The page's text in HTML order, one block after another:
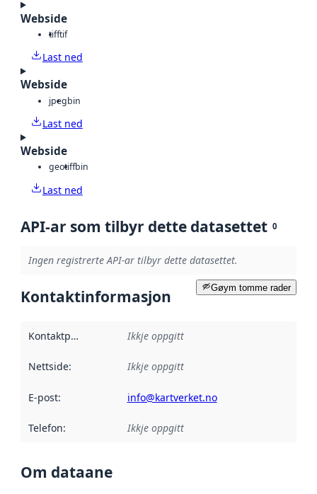
Webside
tifftif
Last ned
Webside
jpegbin
Last ned
Webside
geotiffbin
Last ned
API-ar som tilbyr dette datasettet 0
Ingen registrerte API-ar tilbyr dette datasettet.
Gøym tomme rader
Kontaktinformasjon
Kontaktpunkt Ikkje oppgitt
Nettside: Ikkje oppgitt
E-post: info@kartverket.no
Telefon: Ikkje oppgitt
Om dataane